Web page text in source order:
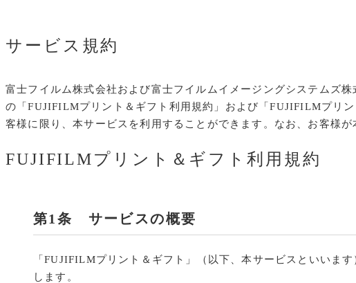
サービス規約
富士フイルム株式会社および富士フイルムイメージングシステムズ
の「FUJIFILMプリント＆ギフト利用規約」および「FUJIFILMプリ
客様に限り、本サービスを利用することができます。なお、お客様
FUJIFILMプリント＆ギフト利用規約
第1条 サービスの概要
「FUJIFILMプリント＆ギフト」（以下、本サービスといいま
します。